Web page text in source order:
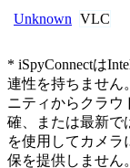
Unknown VLC
* iSpyConnectは
連性を持ちません
ニティからクラウ
確、または最新で
を使用してカメラ
保を提供しません。